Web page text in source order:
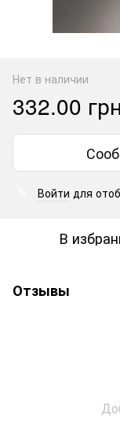
Нет в наличии
332.00 грн
Войти для
В
Отзывы